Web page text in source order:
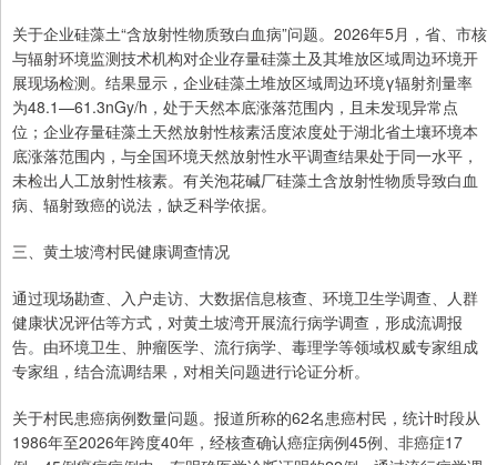
关于企业硅藻土“含放射性物质致白血病”问题。2026年5月，省、市核
与辐射环境监测技术机构对企业存量硅藻土及其堆放区域周边环境开
展现场检测。结果显示，企业硅藻土堆放区域周边环境γ辐射剂量率
为48.1—61.3nGy/h，处于天然本底涨落范围内，且未发现异常点
位；企业存量硅藻土天然放射性核素活度浓度处于湖北省土壤环境本
底涨落范围内，与全国环境天然放射性水平调查结果处于同一水平，
未检出人工放射性核素。有关泡花碱厂硅藻土含放射性物质导致白血
病、辐射致癌的说法，缺乏科学依据。
三、黄土坡湾村民健康调查情况
通过现场勘查、入户走访、大数据信息核查、环境卫生学调查、人群
健康状况评估等方式，对黄土坡湾开展流行病学调查，形成流调报
告。由环境卫生、肿瘤医学、流行病学、毒理学等领域权威专家组成
专家组，结合流调结果，对相关问题进行论证分析。
关于村民患癌病例数量问题。报道所称的62名患癌村民，统计时段从
1986年至2026年跨度40年，经核查确认癌症病例45例、非癌症17